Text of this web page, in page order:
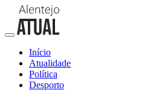
Início
Atualidade
Política
Desporto